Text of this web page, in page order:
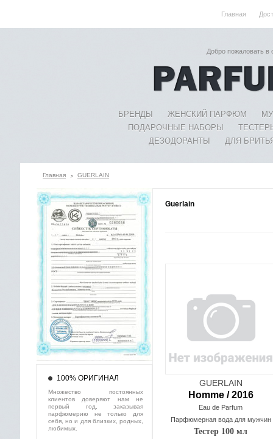
Главная
Добро пожаловать
БРЕНДЫ ЖЕНСКИЙ ПАРФЮМ
ПОДАРОЧНЫЕ НАБОРЫ
ДЕЗОДОРАНТЫ
ДЛЯ
Главная GUERLAIN
Guerlain
GUERLAIN
Homme / 2016
Eau de Parfum
Парфюмерная вода для мужчин
Тестер 100 мл
100% ОРИГИНАЛ
Множество постоянных
клиентов доверяют нам не
первый год, заказывая
парфюмерию не только для
себя, но и для близких, родных,
любимых.